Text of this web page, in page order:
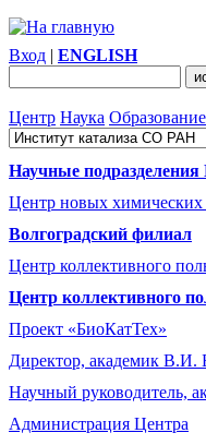
Вход | ENGLISH
Центр Наука Образование
Научные подразделения
Центр новых
Волгоградский филиал
Центр коллективного
Центр коллективного
Проект «БиоКатТех»
Директор, академик В.И.
Научный руководитель,
Администрация Центра